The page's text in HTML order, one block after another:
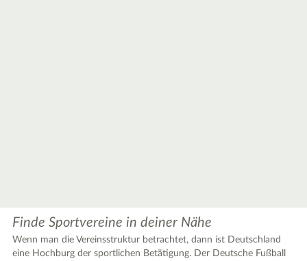
Finde Sportvereine in deiner Nähe
Wenn man die Vereinsstruktur betrachtet, dann ist Deutschland
eine Hochburg der sportlichen Betätigung. Der Deutsche Fußball